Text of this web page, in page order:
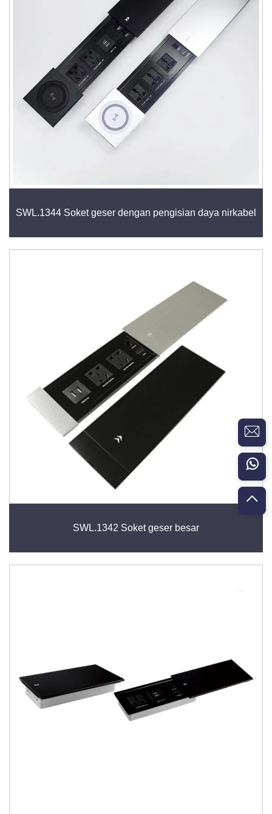
nirkabel terintegrasi, soket geser menawarkan nilai
praktis tinggi dengan menggabungkan fungsi dan
desain modern yang elegan.
SWL.1344 Soket geser dengan pengisian daya nirkabel
SWL.1342 Soket geser besar